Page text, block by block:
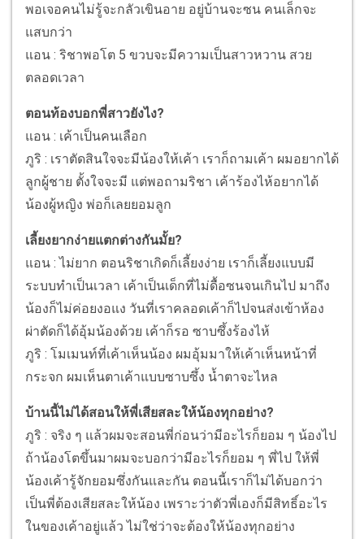
พอเจอคนไม่รู้จะกลัวเขินอาย อยู่บ้านจะซน คนเล็กจะ
แสบกว่า
แอน : ริชาพอโต 5 ขวบจะมีความเป็นสาวหวาน สวย
ตลอดเวลา
ตอนท้องบอกพี่สาวยังไง?
แอน : เค้าเป็นคนเลือก
ภูริ : เราตัดสินใจจะมีน้องให้เค้า เราก็ถามเค้า ผมอยากได้
ลูกผู้ชาย ตั้งใจจะมี แต่พอถามริชา เค้าร้องไห้อยากได้
น้องผู้หญิง พ่อก็เลยยอมลูก
เลี้ยงยากง่ายแตกต่างกันมั้ย?
แอน : ไม่ยาก ตอนริชาเกิดก็เลี้ยงง่าย เราก็เลี้ยงแบบมี
ระบบทำเป็นเวลา เค้าเป็นเด็กที่ไม่ดื้อซนจนเกินไป มาถึง
น้องก็ไม่ค่อยงอแง วันที่เราคลอดเค้าก็ไปจนส่งเข้าห้อง
ผ่าตัดก็ได้อุ้มน้องด้วย เค้าก็รอ ซาบซึ้งร้องไห้
ภูริ : โมเมนท์ที่เค้าเห็นน้อง ผมอุ้มมาให้เค้าเห็นหน้าที่
กระจก ผมเห็นตาเค้าแบบซาบซึ้ง น้ำตาจะไหล
บ้านนี้ไม่ได้สอนให้พี่เสียสละให้น้องทุกอย่าง?
ภูริ : จริง ๆ แล้วผมจะสอนพี่ก่อนว่ามีอะไรก็ยอม ๆ น้องไป
ถ้าน้องโตขึ้นมาผมจะบอกว่ามีอะไรก็ยอม ๆ พี่ไป ให้พี่
น้องเค้ารู้จักยอมซึ่งกันและกัน ตอนนี้เราก็ไม่ได้บอกว่า
เป็นพี่ต้องเสียสละให้น้อง เพราะว่าตัวพี่เองก็มีสิทธิ์อะไร
ในของเค้าอยู่แล้ว ไม่ใช่ว่าจะต้องให้น้องทุกอย่าง